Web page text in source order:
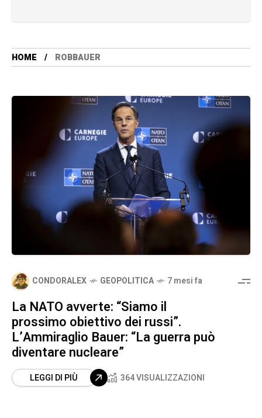
HOME ROBBAUER
CONDORALEX GEOPOLITICA 7 mesi fa
La NATO avverte: “Siamo il
prossimo obiettivo dei russi”.
L’Ammiraglio Bauer: “La guerra può
diventare nucleare”
LEGGI DI PIÙ 364 VISUALIZZAZIONI